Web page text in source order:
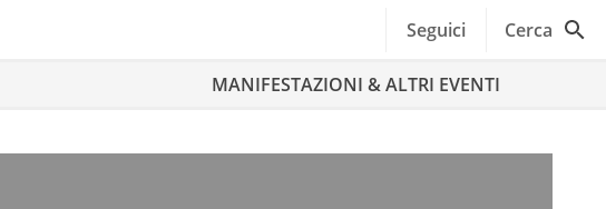
Seguici Cerca
MANIFESTAZIONI & ALTRI EVENTI